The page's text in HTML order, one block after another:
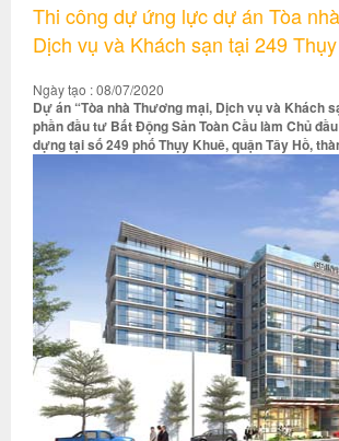
Thi công dự ứng lực dự án Tòa
Dịch vụ và Khách sạn tại 249
Ngày tạo : 08/07/2020
Dự án “Tòa nhà Thương mại, Dịch vụ và Khách
phần đầu tư Bất Động Sản Toàn Cầu làm Chủ
dựng tại số 249 phố Thụy Khuê, quận Tây Hồ,